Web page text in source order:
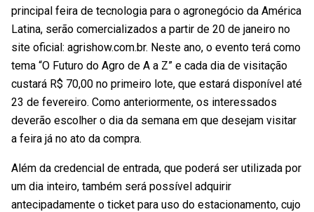
principal feira de tecnologia para o agronegócio da América
Latina, serão comercializados a partir de 20 de janeiro no
site oficial: agrishow.com.br. Neste ano, o evento terá como
tema “O Futuro do Agro de A a Z” e cada dia de visitação
custará R$ 70,00 no primeiro lote, que estará disponível até
23 de fevereiro. Como anteriormente, os interessados
deverão escolher o dia da semana em que desejam visitar
a feira já no ato da compra.
Além da credencial de entrada, que poderá ser utilizada por
um dia inteiro, também será possível adquirir
antecipadamente o ticket para uso do estacionamento, cujo